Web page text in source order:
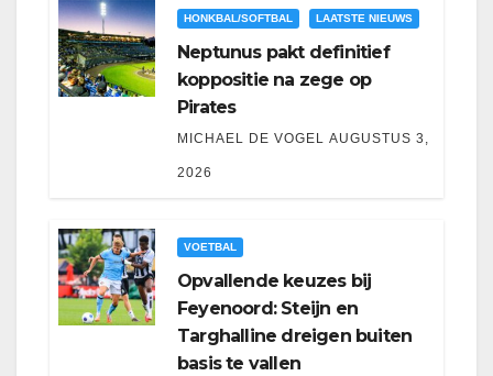
HONKBAL/SOFTBAL LAATSTE NIEUWS
Neptunus pakt definitief
koppositie na zege op
Pirates
MICHAEL DE VOGEL AUGUSTUS 3,
2026
VOETBAL
Opvallende keuzes bij
Feyenoord: Steijn en
Targhalline dreigen buiten
basis te vallen